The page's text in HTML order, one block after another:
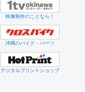
映像制作のことなら！
沖縄のバイク・パーツ
デジタルプリントショップ